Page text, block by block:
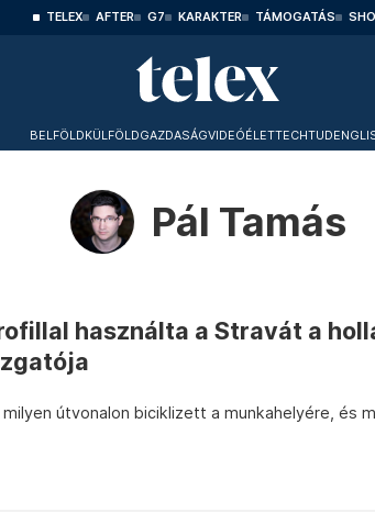
TELEX AFTER G7 KARAKTER TÁMOGATÁS
BELFÖLDKÜLFÖLDGAZDASÁGVIDEÓÉLETTECHTUD
Pál Tamás
használta a Stravát a
útvonalon biciklizett a munkahelyére, és